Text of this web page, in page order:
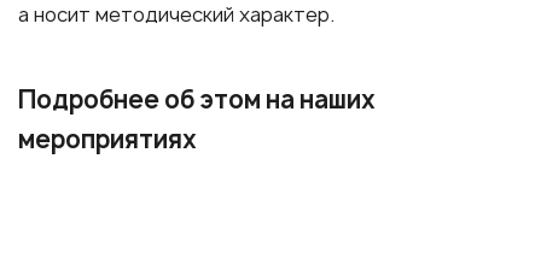
а носит методический характер.
Подробнее об этом на наших
мероприятиях